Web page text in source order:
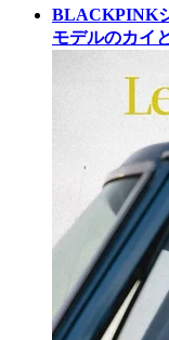
BLACKPINK
モデルのカイ